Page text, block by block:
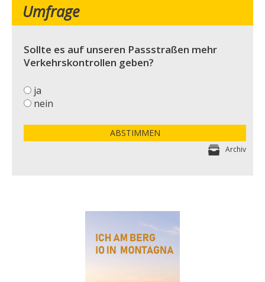
Umfrage
Sollte es auf unseren Passstraßen mehr
Verkehrskontrollen geben?
ja
nein
ABSTIMMEN
Archiv